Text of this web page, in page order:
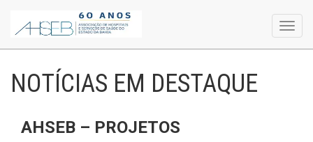
NOTÍCIAS EM DESTAQUE
AHSEB – PROJETOS